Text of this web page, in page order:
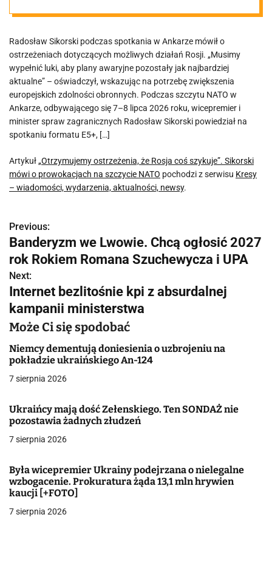
Sikorski mówi o
prowokacjach
na szczycie
NATO
Radosław Sikorski podczas spotkania w Ankarze mówił o
ostrzeżeniach dotyczących możliwych działań Rosji. „Musimy
wypełnić luki, aby plany awaryjne pozostały jak najbardziej
aktualne” – oświadczył, wskazując na potrzebę zwiększenia
europejskich zdolności obronnych. Podczas szczytu NATO w
Ankarze, odbywającego się 7–8 lipca 2026 roku, wicepremier i
minister spraw zagranicznych Radosław Sikorski powiedział na
spotkaniu formatu E5+, […]
Artykuł„Otrzymujemy ostrzeżenia, że Rosja coś szykuje”. Sikorski
mówi o prowokacjach na szczycie NATO pochodzi z serwisu Kresy
– wiadomości, wydarzenia, aktualności, newsy.
N
a
w
i
g
a
c
a
w
i
s
Previous:
Banderyzm we Lwowie. Chcą ogłosić 2027
rok Rokiem Romana Szuchewycza i UPA
Next:
Internet bezlitośnie kpi z absurdalnej
kampanii ministerstwa
Może Ci się spodobać
Niemcy dementują doniesienia o uzbrojeniu na
pokładzie ukraińskiego An-124
7 sierpnia 2026
Ukraińcy mają dość Zełenskiego. Ten SONDAŻ nie
pozostawia żadnych złudzeń
7 sierpnia 2026
Była wicepremier Ukrainy podejrzana o nielegalne
wzbogacenie. Prokuratura żąda 13,1 mln hrywien
kaucji [+FOTO]
7 sierpnia 2026